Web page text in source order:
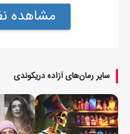
مشاهده نظرات بیشتر
سایر رمان‌های آزاده دریکوندی